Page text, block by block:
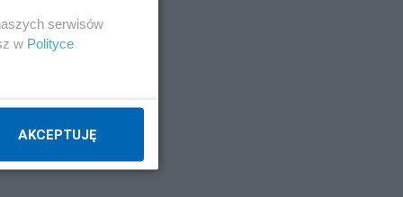
serwisów
w Polityce
AKCEPTUJĘ